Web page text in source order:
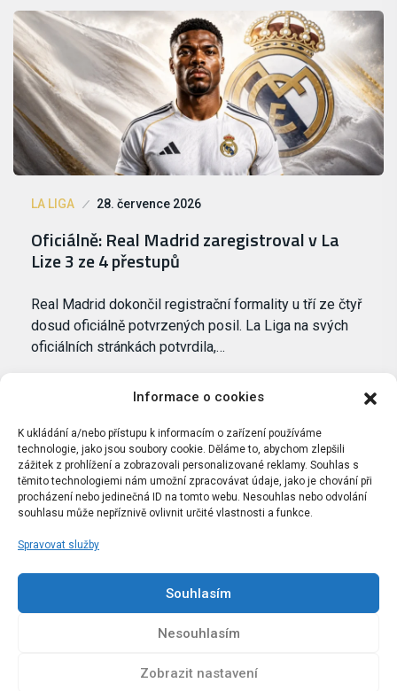
Informace o cookies
K ukládání a/nebo přístupu k informacím o zařízení používáme
technologie, jako jsou soubory cookie. Děláme to, abychom zlepšili
zážitek z prohlížení a zobrazovali personalizované reklamy. Souhlas s
těmito technologiemi nám umožní zpracovávat údaje, jako je chování při
procházení nebo jedinečná ID na tomto webu. Nesouhlas nebo odvolání
souhlasu může nepříznivě ovlivnit určité vlastnosti a funkce.
Spravovat služby
Souhlasím
Nesouhlasím
Zobrazit nastavení
LA LIGA 28. července 2026
Oficiálně: Real Madrid zaregistroval v La
Lize 3 ze 4 přestupů
Real Madrid dokončil registrační formality u tří ze čtyř
dosud oficiálně potvrzených posil. La Liga na svých
oficiálních stránkách potvrdila,…